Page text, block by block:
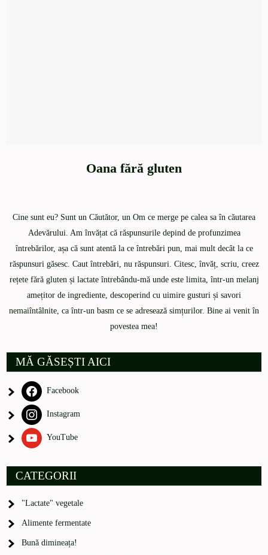
Oana fără gluten
Cine sunt eu? Sunt un Căutător, un Om ce merge pe calea sa în căutarea
Adevărului. Am învățat că răspunsurile depind de profunzimea
întrebărilor, așa că sunt atentă la ce întrebări pun, mai mult decât la ce
răspunsuri găsesc. Caut întrebări, nu răspunsuri. Citesc, învăț, scriu, creez
rețete fără gluten și lactate întrebându-mă unde este limita, într-un melanj
amețitor de ingrediente, descoperind cu uimire gusturi și savori
nemaiîntâlnite, ca într-un basm ce se adresează simțurilor. Bine ai venit în
povestea mea!
MĂ GĂSEȘTI AICI
Facebook
Instagram
YouTube
CATEGORII
"Lactate" vegetale
Alimente fermentate
Bună dimineața!